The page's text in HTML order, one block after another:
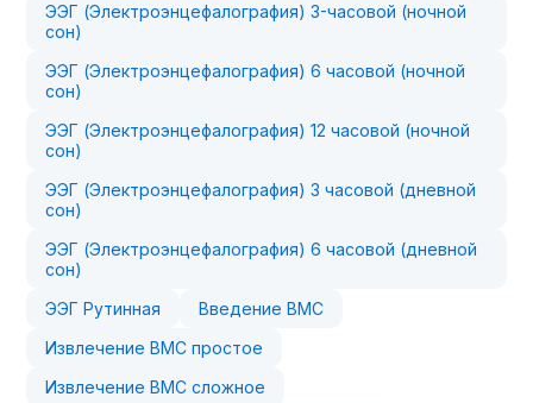
ЭЭГ (Электроэнцефалография) 3-часовой (ночной
сон)
ЭЭГ (Электроэнцефалография) 6 часовой (ночной
сон)
ЭЭГ (Электроэнцефалография) 12 часовой (ночной
сон)
ЭЭГ (Электроэнцефалография) 3 часовой (дневной
сон)
ЭЭГ (Электроэнцефалография) 6 часовой (дневной
сон)
ЭЭГ Рутинная
Введение ВМС
Извлечение ВМС простое
Извлечение ВМС сложное